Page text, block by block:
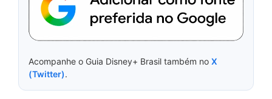
Acompanhe o Guia Disney+ Brasil também no X
(Twitter).